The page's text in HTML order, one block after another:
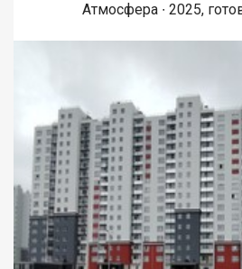
Атмосфера ∙ 2025,